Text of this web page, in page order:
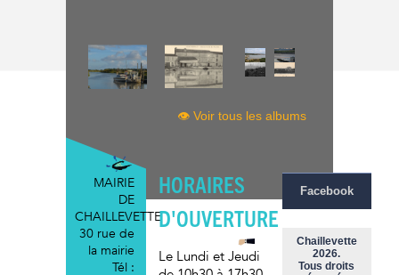
👁 Voir tous les albums
MAIRIE
DE
CHAILLEVETTE
30 rue de
la mairie
Tél :
HORAIRES
D'OUVERTURE
Le Lundi et Jeudi
Facebook
Chaillevette
2026.
Tous droits